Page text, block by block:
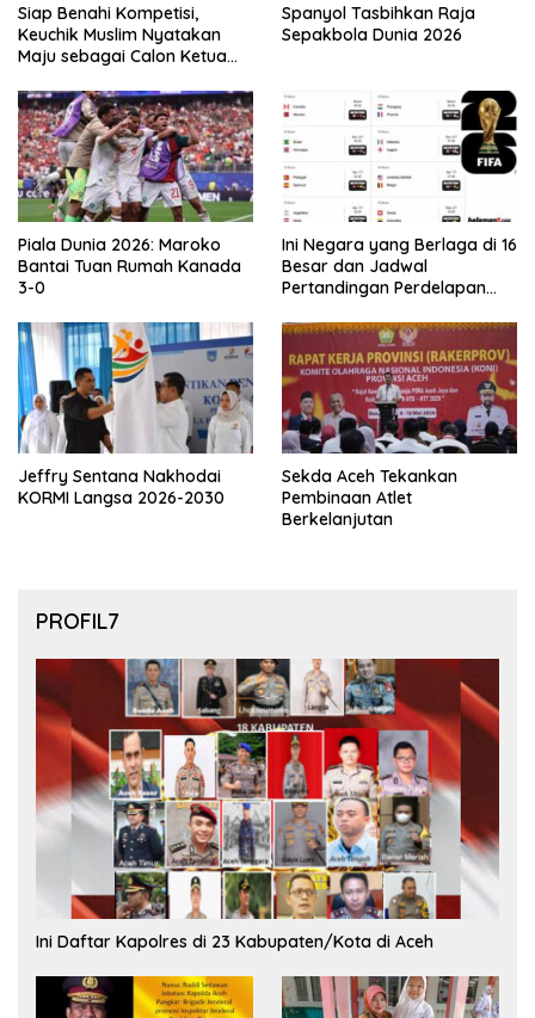
Siap Benahi Kompetisi,
Keuchik Muslim Nyatakan
Maju sebagai Calon Ketua
Spanyol Tasbihkan Raja
Sepakbola Dunia 2026
Piala Dunia 2026: Maroko
Bantai Tuan Rumah Kanada
3-0
Ini Negara yang Berlaga di 16
Besar dan Jadwal
Pertandingan Perdelapan
Jeffry Sentana Nakhodai
KORMI Langsa 2026-2030
Sekda Aceh Tekankan
Pembinaan Atlet
Berkelanjutan
PROFIL7
Ini Daftar Kapolres di 23 Kabupaten/Kota di Aceh